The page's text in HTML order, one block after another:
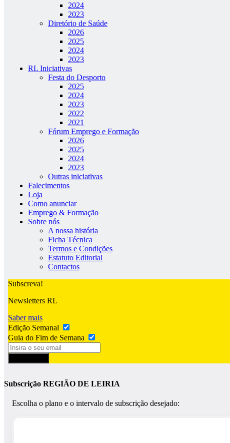
2024
2023
Diretório de Saúde
2026
2025
2024
2023
RL Iniciativas
Festa do Desporto
2025
2024
2023
2022
2021
Fórum Emprego e Formação
2026
2025
2024
2023
Outras iniciativas
Falecimentos
Loja
Como anunciar
Emprego & Formação
Sobre nós
A nossa história
Ficha Técnica
Termos e Condições
Estatuto Editorial
Contactos
Subscreva!
Newsletters RL
Saber mais
Edição Semanal
Guia do Fim de Semana
Subscrição REGIÃO DE LEIRIA
Escolha o plano e o intervalo de subscrição desejado: